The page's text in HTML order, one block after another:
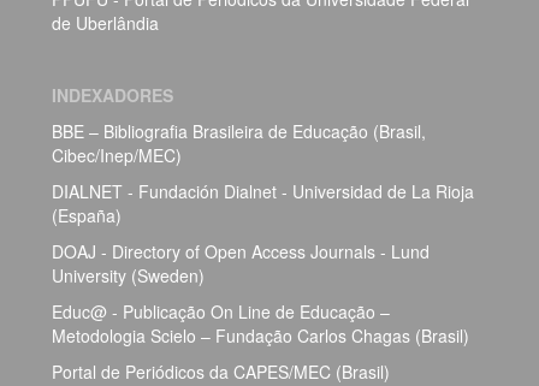
de Uberlândia
INDEXADORES
BBE – Bibliografia Brasileira de Educação (Brasil,
Cibec/Inep/MEC)
DIALNET - Fundación Dialnet - Universidad de La Rioja
(España)
DOAJ - Directory of Open Access Journals - Lund
University (Sweden)
Educ@ - Publicação On Line de Educação –
Metodologia Scielo – Fundação Carlos Chagas (Brasil)
Portal de Periódicos da CAPES/MEC (Brasil)